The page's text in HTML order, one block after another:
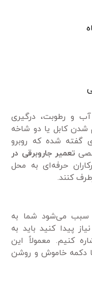
و رطوبت، درگیری
شدن کابل یا دو شاخه
گفته شده که روبرو
تعمیر جاروبرقی در
حرفه‌ای به محل
کنند.
سبب می‌شود شما به
نیاز پیدا کنید باید به
کنیم. معمولاً این
دکمه خاموش و روشن